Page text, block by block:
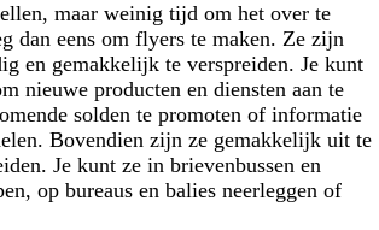
maar weinig tijd om het over te
dan eens om flyers te maken. Ze zijn
en gemakkelijk te verspreiden. Je kunt
nieuwe producten en diensten aan te
solden te promoten of informatie
Bovendien zijn ze gemakkelijk uit te
Je kunt ze in brievenbussen en
op bureaus en balies neerleggen of